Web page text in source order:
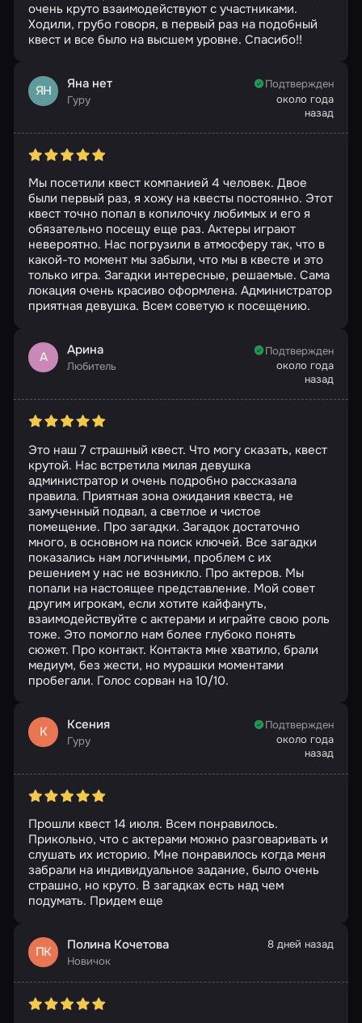
очень круто взаимодействуют с участниками.
Ходили, грубо говоря, в первый раз на подобный
квест и все было на высшем уровне. Спасибо!!
ЯН Яна нет
Гуру
Подтвержден
около года
назад
Мы посетили квест компанией 4 человек. Двое
были первый раз, я хожу на квесты постоянно. Этот
квест точно попал в копилочку любимых и его я
обязательно посещу еще раз. Актеры играют
невероятно. Нас погрузили в атмосферу так, что в
какой-то момент мы забыли, что мы в квесте и это
только игра. Загадки интересные, решаемые. Сама
локация очень красиво оформлена. Администратор
приятная девушка. Всем советую к посещению.
А Арина
Любитель
Подтвержден
около года
назад
Это наш 7 страшный квест. Что могу сказать, квест
крутой. Нас встретила милая девушка
администратор и очень подробно рассказала
правила. Приятная зона ожидания квеста, не
замученный подвал, а светлое и чистое
помещение. Про загадки. Загадок достаточно
много, в основном на поиск ключей. Все загадки
показались нам логичными, проблем с их
решением у нас не возникло. Про актеров. Мы
попали на настоящее представление. Мой совет
другим игрокам, если хотите кайфануть,
взаимодействуйте с актерами и играйте свою роль
тоже. Это помогло нам более глубоко понять
сюжет. Про контакт. Контакта мне хватило, брали
медиум, без жести, но мурашки моментами
пробегали. Голос сорван на 10/10.
К Ксения
Гуру
Подтвержден
около года
назад
Прошли квест 14 июля. Всем понравилось.
Прикольно, что с актерами можно разговаривать и
слушать их историю. Мне понравилось когда меня
забрали на индивидуальное задание, было очень
страшно, но круто. В загадках есть над чем
подумать. Придем еще
ПК Полина Кочетова
Новичок
8 дней назад